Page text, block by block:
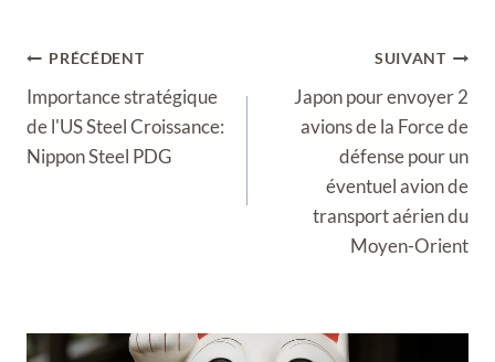
Navigation
de
l’article
PRÉCÉDENT
Importance stratégique
de l'US Steel Croissance:
Nippon Steel PDG
SUIVANT
Japon pour envoyer 2
avions de la Force de
défense pour un
éventuel avion de
transport aérien du
Moyen-Orient